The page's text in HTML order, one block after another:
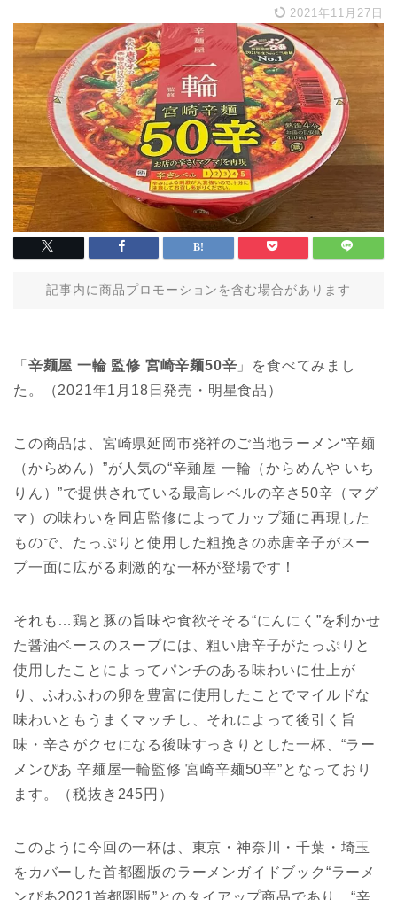
2021年11月27日
記事内に商品プロモーションを含む場合があります
「 辛麺屋 一輪 監修 宮崎辛麺50辛 」を食べてみまし
た。（2021年1月18日発売・明星食品）
この商品は、宮崎県延岡市発祥のご当地ラーメン“辛麺
（からめん）”が人気の“辛麺屋 一輪（からめんや いち
りん）”で提供されている最高レベルの辛さ50辛（マグ
マ）の味わいを同店監修によってカップ麺に再現した
もので、たっぷりと使用した粗挽きの赤唐辛子がスー
プ一面に広がる刺激的な一杯が登場です！
それも…鶏と豚の旨味や食欲そそる“にんにく”を利かせ
た醤油ベースのスープには、粗い唐辛子がたっぷりと
使用したことによってパンチのある味わいに仕上が
り、ふわふわの卵を豊富に使用したことでマイルドな
味わいともうまくマッチし、それによって後引く旨
味・辛さがクセになる後味すっきりとした一杯、“ラー
メンぴあ 辛麺屋一輪監修 宮崎辛麺50辛”となっており
ます。（税抜き245円）
このように今回の一杯は、東京・神奈川・千葉・埼玉
をカバーした首都圏版のラーメンガイドブック“ラーメ
ンぴあ2021首都圏版”とのタイアップ商品であり、“辛